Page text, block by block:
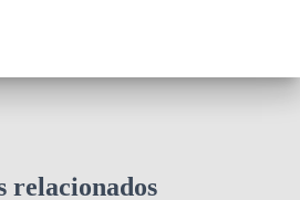
relacionados